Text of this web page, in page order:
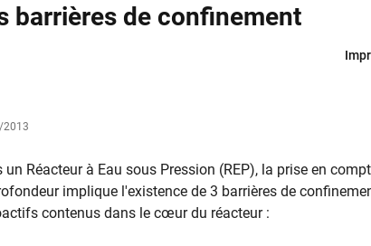
barrières de confinement
un Réacteur à Eau sous Pression (REP), la prise en
implique l'existence de 3 barrières de
contenus dans le cœur du réacteur :